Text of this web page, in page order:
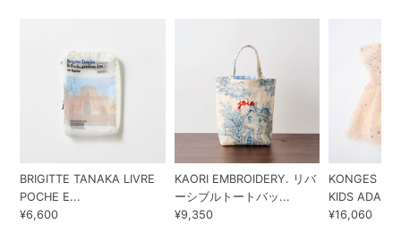
BRIGITTE TANAKA LIVRE
POCHE E...
¥6,600
KAORI EMBROIDERY. リバ
ーシブルトートバッ...
¥9,350
KONGES
KIDS ADA...
¥16,060